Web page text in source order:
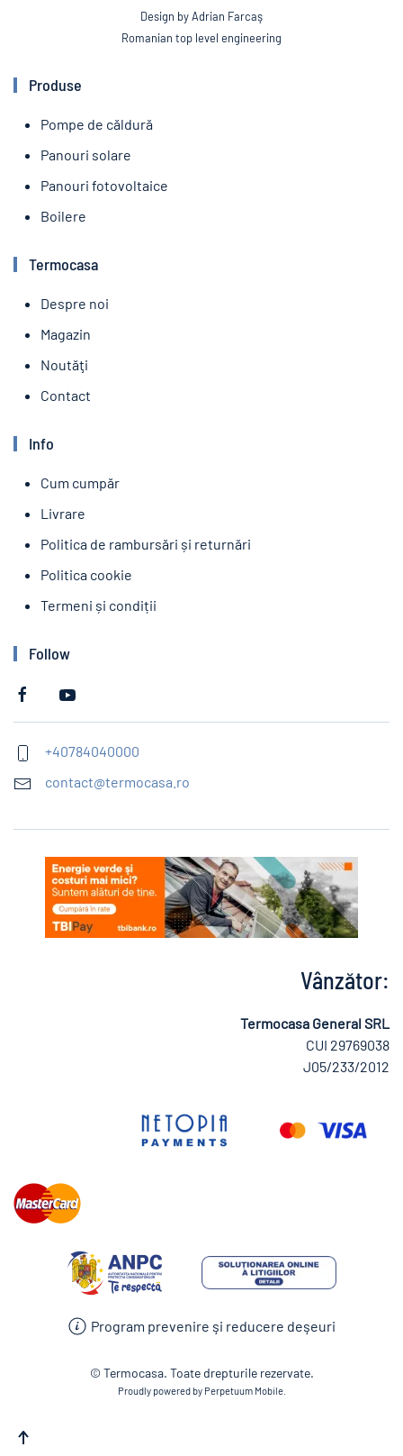
Design by Adrian Farcaş
Romanian top level engineering
Produse
Pompe de căldură
Panouri solare
Panouri fotovoltaice
Boilere
Termocasa
Despre noi
Magazin
Noutăţi
Contact
Info
Cum cumpăr
Livrare
Politica de rambursări și returnări
Politica cookie
Termeni și condiții
Follow
+40784040000
contact@termocasa.ro
Vânzător:
Termocasa General SRL
CUI 29769038
J05/233/2012
Program prevenire şi reducere deşeuri
© Termocasa. Toate drepturile rezervate.
Proudly powered by Perpetuum Mobile.